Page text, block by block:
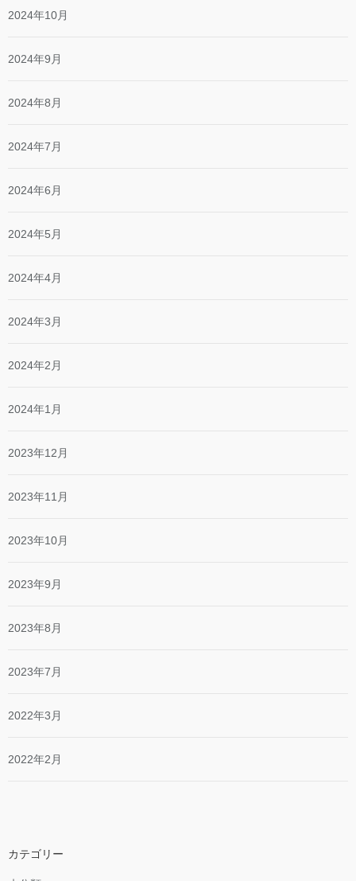
2024年10月
2024年9月
2024年8月
2024年7月
2024年6月
2024年5月
2024年4月
2024年3月
2024年2月
2024年1月
2023年12月
2023年11月
2023年10月
2023年9月
2023年8月
2023年7月
2022年3月
2022年2月
カテゴリー